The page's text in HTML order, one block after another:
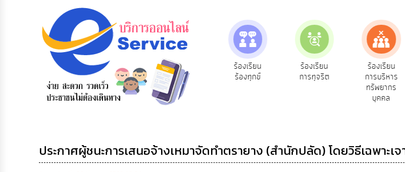
สายด่วนผู้
บริหาร
รับฟังความ
คิดเห็น
ประชาชน
ร้องทุกข์
ร้องเรียน
การทุจริต
ร้องเรียน
การบริหาร
e-
บริการ
ออนไล
ประกาศผู้ชนะการเสนอจ้างเหมาจัดทำตรายาง (สำนักปลัด) โดยวิธีเฉพาะเจ